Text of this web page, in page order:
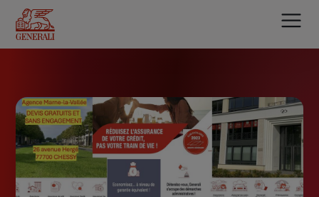
contenu
principal